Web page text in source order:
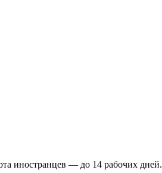
иностранцев — до 14 рабочих дней.